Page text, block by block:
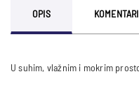
OPIS KOMENTARI